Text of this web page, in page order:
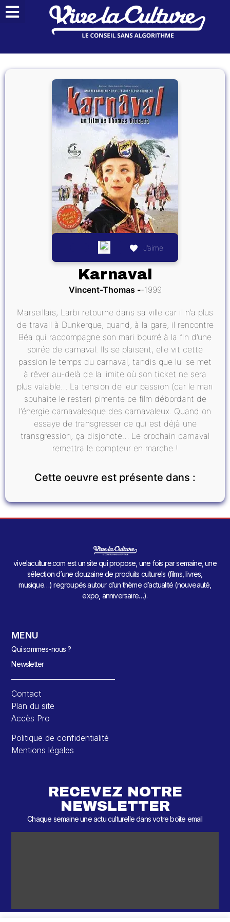
J’aime
Karnaval
Vincent-Thomas 1999
Marseillais, Larbi retourne dans sa ville car il n’a plus
de travail à Dunkerque, quand, à la gare, il rencontre
Béa qui raccompagne son mari bourré à la fin d’une
soirée de carnaval. Ils se plaisent, elle vit cette
passion le temps du carnaval, tandis que lui se met
à rêver au-delà de la limite où son ticket ne sera
plus valable… La tension de leur passion (car le mari
souhaite le rester) pimente ce film débordant de
l’énergie carnavalesque des carnavaleux. Quand on
essaye de transgresser ce qui est déjà une
transgression, ça disjoncte… Le prochain carnaval
remettra le compteur en marche !
Cette oeuvre est présente dans :
vivelaculture.com est un site qui propose, une fois par semaine, une
sélection d’une douzaine de produits culturels (films, livres,
musique…) regroupés autour d’un thème d’actualité (nouveauté,
expo, anniversaire…).
MENU
Qui sommes-nous ?
Newsletter
Contact
Plan du site
Accès Pro
Politique de confidentialité
Mentions légales
RECEVEZ NOTRE
NEWSLETTER
Chaque semaine une actu culturelle dans votre boîte email